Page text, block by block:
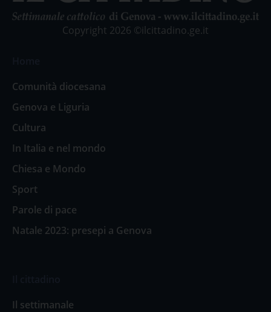
Copyright 2026 ©ilcittadino.ge.it
Comunità diocesana
Genova e Liguria
Cultura
In Italia e nel mondo
Chiesa e Mondo
Sport
Parole di pace
Natale 2023: presepi a Genova
Il settimanale